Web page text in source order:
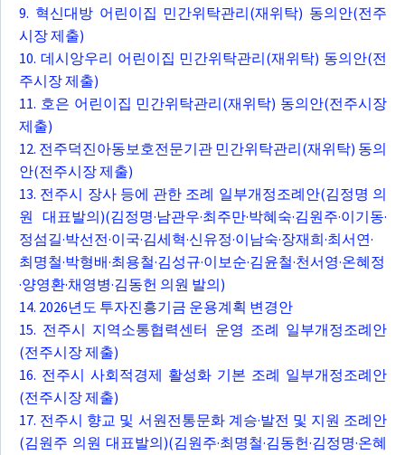
9. 혁신대방 어린이집 민간위탁관리(재위탁) 동의안(전주
시장 제출)
10. 데시앙우리 어린이집 민간위탁관리(재위탁) 동의안(전
주시장 제출)
11. 호은 어린이집 민간위탁관리(재위탁) 동의안(전주시장
제출)
12. 전주덕진아동보호전문기관 민간위탁관리(재위탁) 동의
안(전주시장 제출)
13. 전주시 장사 등에 관한 조례 일부개정조례안(김정명 의
원 대표발의)(김정명·남관우·최주만·박혜숙·김원주·이기동·
정섬길·박선전·이국·김세혁·신유정·이남숙·장재희·최서연·
최명철·박형배·최용철·김성규·이보순·김윤철·천서영·온혜정
·양영환·채영병·김동헌 의원 발의)
14. 2026년도 투자진흥기금 운용계획 변경안
15. 전주시 지역소통협력센터 운영 조례 일부개정조례안
(전주시장 제출)
16. 전주시 사회적경제 활성화 기본 조례 일부개정조례안
(전주시장 제출)
17. 전주시 향교 및 서원전통문화 계승·발전 및 지원 조례안
(김원주 의원 대표발의)(김원주·최명철·김동헌·김정명·온혜